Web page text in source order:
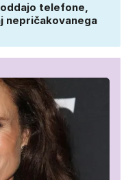
telefone,
nepričakovanega